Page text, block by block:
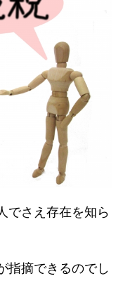
でさえ存在を知ら
指摘できるのでし